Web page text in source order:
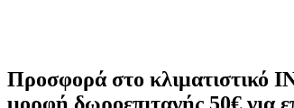
Προσφορά στο κλιματιστικό
μορφή δωροεπιταγής 50€ για